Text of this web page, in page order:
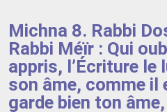
Michna 8. Rabbi
Rabbi Méïr : Qui
appris, l’Écriture
son âme, comme il
garde bien ton